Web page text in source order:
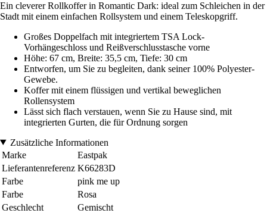
Ein cleverer Rollkoffer in Romantic Dark: ideal zum Schleichen in der
Stadt mit einem einfachen Rollsystem und einem Teleskopgriff.
Großes Doppelfach mit integriertem TSA Lock-
Vorhängeschloss und Reißverschlusstasche vorne
Höhe: 67 cm, Breite: 35,5 cm, Tiefe: 30 cm
Entworfen, um Sie zu begleiten, dank seiner 100% Polyester-
Gewebe.
Koffer mit einem flüssigen und vertikal beweglichen
Rollensystem
Lässt sich flach verstauen, wenn Sie zu Hause sind, mit
integrierten Gurten, die für Ordnung sorgen
Zusätzliche Informationen
Marke
Eastpak
Lieferantenreferenz K66283D
Farbe
pink me up
Farbe
Rosa
Geschlecht
Gemischt